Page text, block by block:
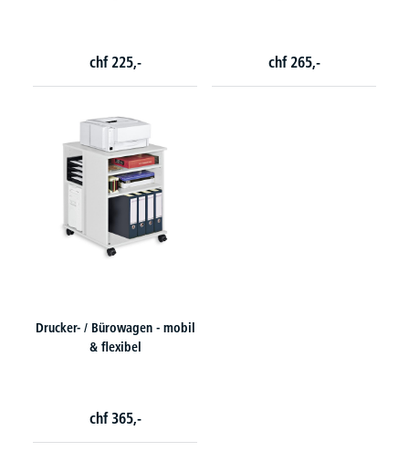
chf 225,- chf 265,-
Drucker- / Bürowagen - mobil
& flexibel
chf 365,-